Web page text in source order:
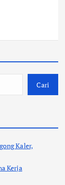
Cari
Kaler,
Kerja